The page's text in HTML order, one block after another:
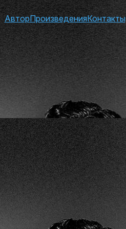
АвторПроизведенияКонтакты